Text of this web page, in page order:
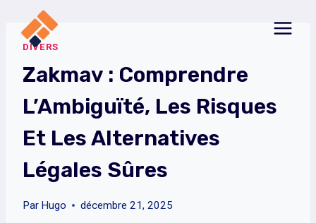
contenu
DIVERS
Zakmav : Comprendre
L’Ambiguïté, Les Risques
Et Les Alternatives
Légales Sûres
Par Hugo décembre 21, 2025